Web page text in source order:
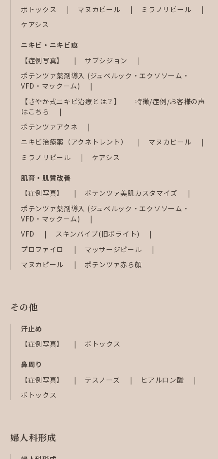
ボトックス
マヌカピール
ミラノリピール
ケアシス
ニキビ・ニキビ痕
【症例写真】
サブシジョン
ポテンツァ薬剤導入 (ジュベルック・エクソソーム・
VFD・マックーム)
【さやか式ニキビ治療とは？】 特徴/症例/お客様の声
はこちら
ポテンツァアクネ
ニキビ治療薬（アクネトレント）
マヌカピール
ミラノリピール
ケアシス
肌育・肌質改善
【症例写真】
ポテンツァ美肌カスタマイズ
ポテンツァ薬剤導入 (ジュベルック・エクソソーム・
VFD・マックーム)
VFD
スキンバイブ(旧ボライト)
プロファイロ
マッサージピール
マヌカピール
ポテンツァ赤ら顔
その他
汗止め
【症例写真】
ボトックス
鼻周り
【症例写真】
テスノーズ
ヒアルロン酸
ボトックス
婦人科形成